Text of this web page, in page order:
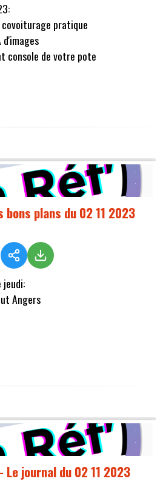
pratique
console de votre pote
plans du 02 11 2023
jeudi:
Angers
Le journal du 02 11 2023